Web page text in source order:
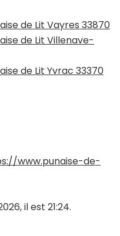
de Lit Vayres 33870
de Lit Villenave-
de Lit Yvrac 33370
www.punaise-de-
il est 21:24.